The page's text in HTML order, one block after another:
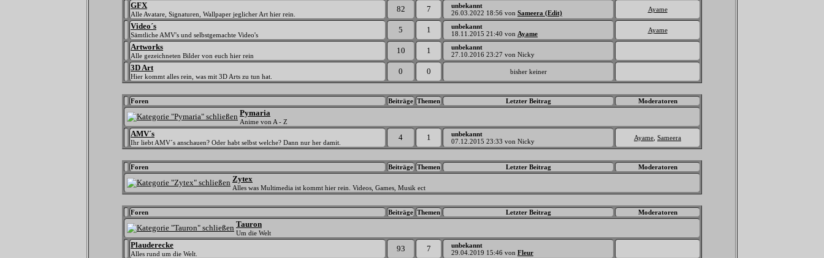
GFX
Alle Avatare, Signaturen, Wallpaper jeglicher Art hier rein.
82 7
unbekannt
26.03.2022 18:56 von Sameera (Edit) Ayame
Video´s
Sämtliche AMV's und selbstgemachte Video's
5 1
unbekannt
18.11.2015 21:40 von Ayame Ayame
Artworks
Alle gezeichneten Bilder von euch hier rein
10 1
unbekannt
27.10.2016 23:27 von Nicky
3D Art
Hier kommt alles rein, was mit 3D Arts zu tun hat.
0 0 bisher keiner
Foren Beiträge Themen Letzter Beitrag Moderatoren
Pymaria
Anime von A - Z
AMV´s
Ihr liebt AMV´s anschauen? Oder habt selbst welche? Dann nur her damit.
4 1
unbekannt
07.12.2015 23:33 von Nicky Ayame Sameera
Foren Beiträge Themen Letzter Beitrag Moderatoren
Zytex
Alles was Multimedia ist kommt hier rein. Videos, Games, Musik ect
Foren Beiträge Themen Letzter Beitrag Moderatoren
Tauron
Um die Welt
Plauderecke
Alles rund um die Welt.
93 7
unbekannt
29.04.2019 15:46 von Fleur